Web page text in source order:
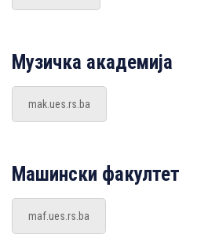
Музичка академија
mak.ues.rs.ba
Машински факултет
maf.ues.rs.ba